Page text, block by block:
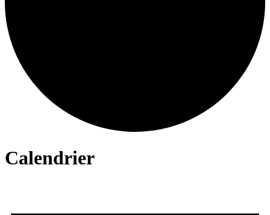
Calendrier